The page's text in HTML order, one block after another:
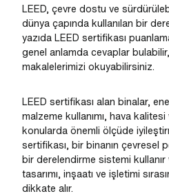
LEED, çevre dostu ve
dünya çapında kullanılan bir
yazıda LEED sertifikası
genel anlamda cevaplar
makalelerimizi okuyabilirsiniz.
LEED sertifikası alan binalar,
malzeme kullanımı, hava
konularda önemli ölçüde
sertifikası, bir binanın çevresel
bir derelendirme sistemi
tasarımı, inşaatı ve işletimi
dikkate alır.